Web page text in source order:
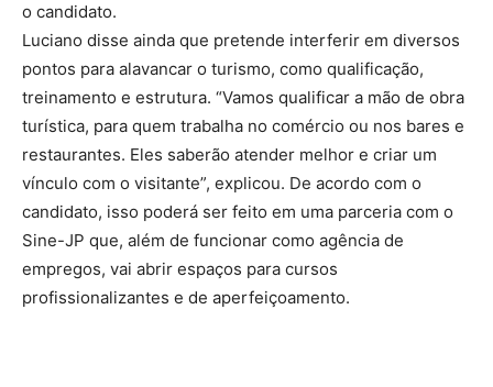
o candidato.
Luciano disse ainda que pretende interferir em diversos
pontos para alavancar o turismo, como qualificação,
treinamento e estrutura. “Vamos qualificar a mão de obra
turística, para quem trabalha no comércio ou nos bares e
restaurantes. Eles saberão atender melhor e criar um
vínculo com o visitante”, explicou. De acordo com o
candidato, isso poderá ser feito em uma parceria com o
Sine-JP que, além de funcionar como agência de
empregos, vai abrir espaços para cursos
profissionalizantes e de aperfeiçoamento.